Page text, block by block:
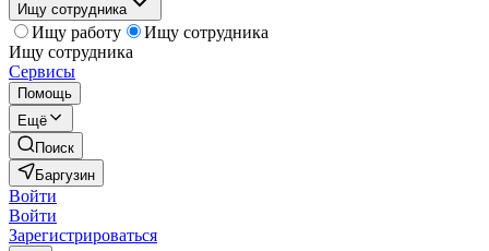
Ищу сотрудника
Ищу работу
Ищу сотрудника
Ищу сотрудника
Сервисы
Помощь
Ещё
Поиск
Баргузин
Войти
Войти
Зарегистрироваться